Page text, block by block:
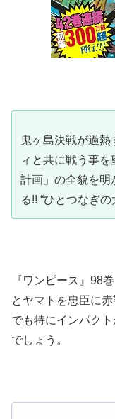
鬼ヶ島決戦が過
ィと共に戦う事
計画」の全貌を明
る!! “ひとつなぎ
『ワンピース』98
とヤマトを忠臣に
でも特にインパク
でしょう。